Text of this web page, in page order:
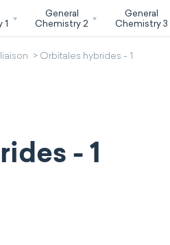
1
General
Chemistry 2
General
Chemistry 3
Orbitales hybrides - 1
- 1